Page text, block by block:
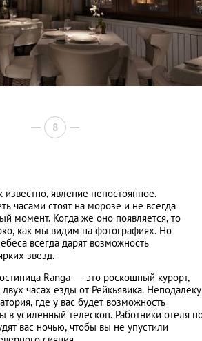
8
известно, явление непостоянное.
часами стоят на морозе и не всегда
момент. Когда же оно появляется, то
как мы видим на фотографиях. Но
всегда дарят возможность
звезд.
Ranga — это роскошный курорт,
часах езды от Рейкьявика. Неподалеку
где у вас будет возможность
в усиленный телескоп. Работники отеля
вас ночью, чтобы вы не упустили